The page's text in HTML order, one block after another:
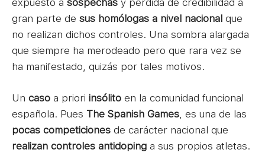
gran parte de sus homólogas a nivel nacional que
no realizan dichos controles. Una sombra alargada
que siempre ha merodeado pero que rara vez se
ha manifestado, quizás por tales motivos.
Un caso a priori insólito en la comunidad funcional
española. Pues The Spanish Games , es una de las
pocas competiciones de carácter nacional que
realizan controles antidoping a sus propios atletas.